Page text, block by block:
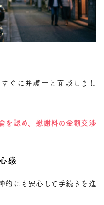
ぐに弁護士と面談しまし
を認め、慰謝料の金額交渉
感
的にも安心して手続きを進